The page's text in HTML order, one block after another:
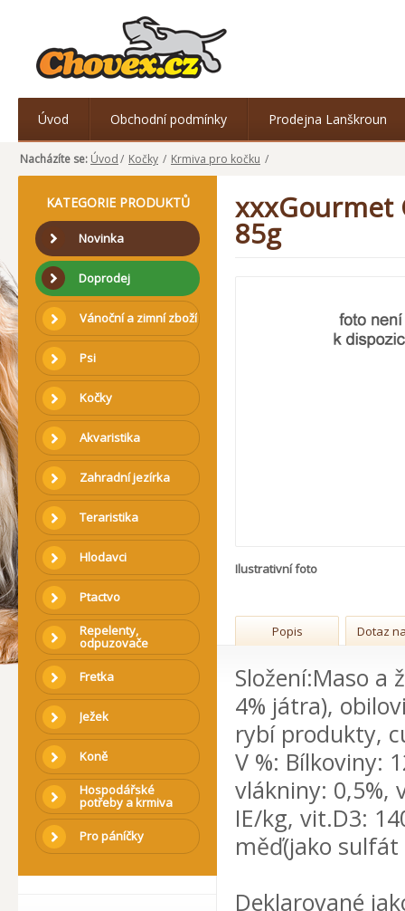
Úvod Obchodní podmínky Prodejna Lanškroun
Nacházíte se: Úvod/ Kočky / Krmiva pro kočku /
KATEGORIE PRODUKTŮ
Novinka
Doprodej
Vánoční a zimní zboží
Psi
Kočky
Akvaristika
Zahradní jezírka
Teraristika
Hlodavci
Ptactvo
Repelenty,
odpuzovače
Fretka
Ježek
Koně
Hospodářské
potřeby a krmiva
Pro páníčky
xxxGourmet
85g
Ilustrativní foto
Popis Dotaz
Složení:Maso a
4% játra),
rybí produkty,
V %: Bílkoviny:
vlákniny: 0,5%,
IE/kg, vit.D3:
měď(jako
Deklarované